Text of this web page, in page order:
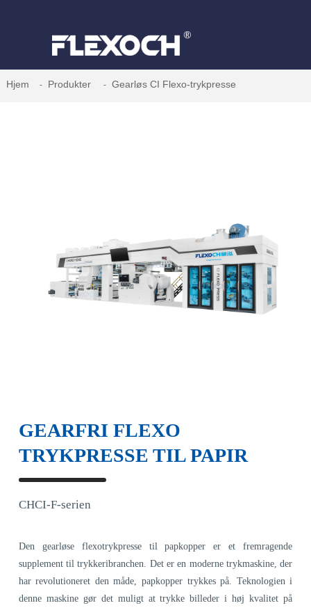
Hjem Produkter Gearløs CI Flexo-trykpresse
GEARFRI FLEXO
TRYKPRESSE TIL PAPIR
CHCI-F-serien
Den gearløse flexotrykpresse til papkopper er et fremragende
supplement til trykkeribranchen. Det er en moderne trykmaskine, der
har revolutioneret den måde, papkopper trykkes på. Teknologien i
denne maskine gør det muligt at trykke billeder i høj kvalitet på